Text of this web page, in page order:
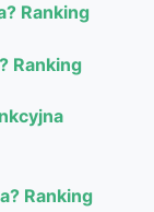
Ranking
Ranking
Ranking